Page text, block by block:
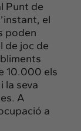
Punt de
el
poden
de joc de
10.000 els
la seva
A
a